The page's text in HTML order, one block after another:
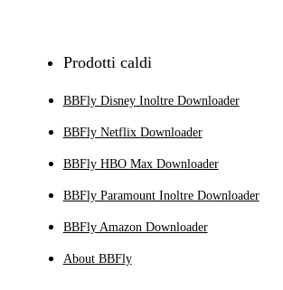
Prodotti caldi
BBFly Disney Inoltre Downloader
BBFly Netflix Downloader
BBFly HBO Max Downloader
BBFly Paramount Inoltre Downloader
BBFly Amazon Downloader
About BBFly